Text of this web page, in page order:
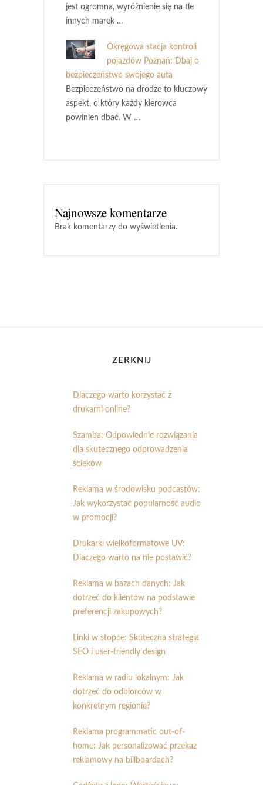
jest ogromna, wyróżnienie się na tle
innych marek …
Okręgowa stacja kontroli
pojazdów Poznań: Dbaj o
bezpieczeństwo swojego auta
Bezpieczeństwo na drodze to kluczowy
aspekt, o który każdy kierowca
powinien dbać. W …
Najnowsze komentarze
Brak komentarzy do wyświetlenia.
ZERKNIJ
Dlaczego warto korzystać z
drukarni online?
Szamba: Odpowiednie rozwiązania
dla skutecznego odprowadzenia
ścieków
Reklama w środowisku podcastów:
Jak wykorzystać popularność audio
w promocji?
Drukarki wielkoformatowe UV:
Dlaczego warto na nie postawić?
Reklama w bazach danych: Jak
dotrzeć do klientów na podstawie
preferencji zakupowych?
Linki w stopce: Skuteczna strategia
SEO i user-friendly design
Reklama w radiu lokalnym: Jak
dotrzeć do odbiorców w
konkretnym regionie?
Reklama programmatic out-of-
home: Jak personalizować przekaz
reklamowy na billboardach?